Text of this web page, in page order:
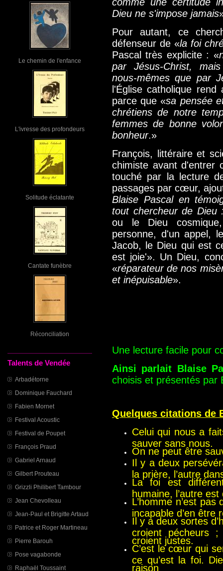
Le chemin de l'enfance
L'ivresse des profondeurs
Solitude éclatante
Cantate funèbre
Réconciliation
Talents de Vendée
Arbadétorne
Dominique Fauchard
Fabien Mornet
Festival Acoustic
Festival de Poupet
François Praud
Gabriel Arnaud
Gilbert Prouteau
Grizzli Philibert Tambour
Jean Chevolleau
Jean-Paul et Brigitte Artaud
Patrice et Roger Martineau
Pierre Barouh
Pose vagabonde
Raphaël Toussaint
comme une certitude
Dieu ne s'impose jamais
Pour autant, ce
défenseur de «la foi
Pascal très explicite : «
par Jésus-Christ,
nous-mêmes que par
l'Église catholique
parce que «sa pensée
chrétiens de notre
femmes de bonne
bonheur.»
François, littéraire et
chimiste avant d'entrer
touché par la lecture
passages par cœur,
Blaise Pascal en
tout chercheur de
ou le Dieu
personne, d'un appel,
Jacob, le Dieu qui est
est joie'». Un Dieu,
«réparateur de nos
et inépuisable».
Une lecture facile pour
Ainsi parlait Blaise
choisis et présentés
Quelques citations de
Celui qui nous a
sauver sans nous.
On ne peut être
Il y a deux
la prière, l’autre
La foi est
humaine, l’autre est
L’homme n’est
incapable d’en être
Il y a deux sortes
croient pécheurs
croient justes.
C’est le cœur qui
ce qu’est la foi.
raison